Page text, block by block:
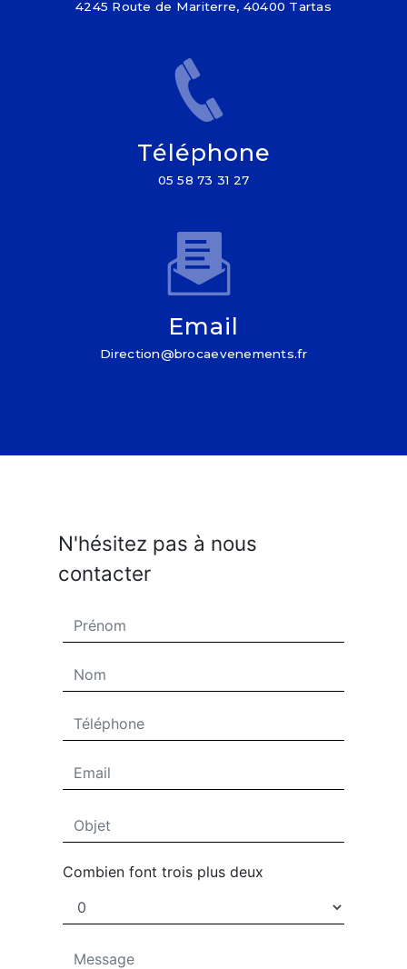
4245 Route de Mariterre, 40400 Tartas
Téléphone
05 58 73 31 27
Email
direction@brocaevenements.fr
N'hésitez pas à nous
contacter
Combien font trois plus deux